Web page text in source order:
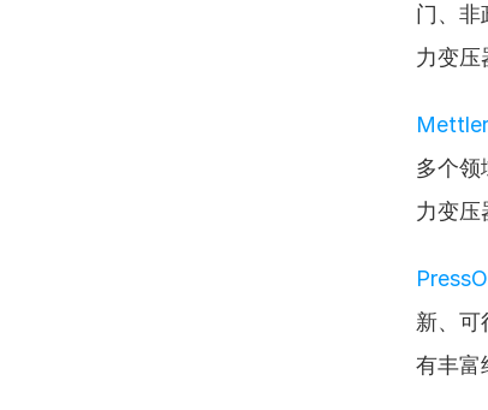
门、非
力变压
多个领
力变压
新、可
有丰富